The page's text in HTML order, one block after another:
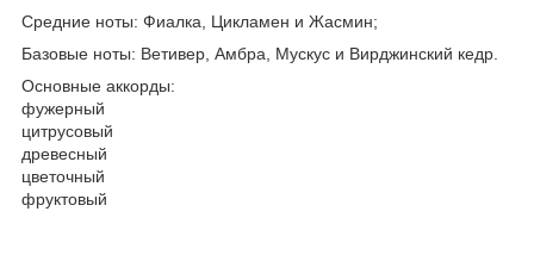
Cредние ноты: Фиалка, Цикламен и Жасмин;
Базовые ноты: Ветивер, Амбра, Мускус и Вирджинский кедр.
Основные аккорды:
фужерный
цитрусовый
древесный
цветочный
фруктовый